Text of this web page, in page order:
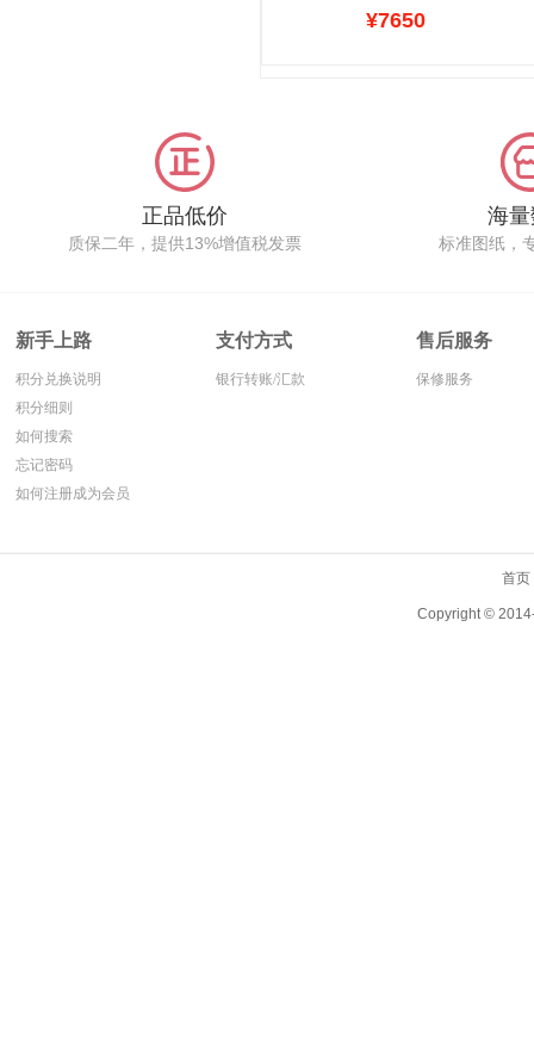
AC30电动托盘搬运车电
池出口定做 在线提供杭叉
的杭叉电瓶,动力更加强
¥7650
正品低价
质保二年，提供13%增值税发票
海
标准图纸，
新手上路
积分兑换说明
积分细则
如何搜索
忘记密码
如何注册成为会员
支付方式
银行转账/汇款
售后服务
保修服务
首页
Copyright ©